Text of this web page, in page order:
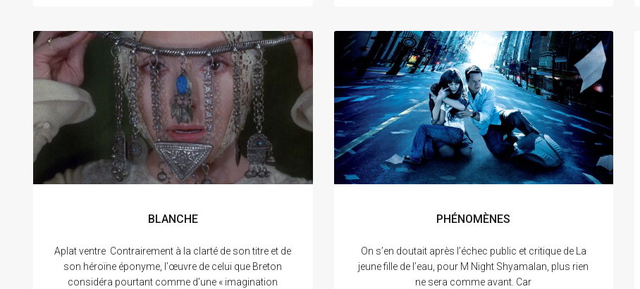
BLANCHE
Aplat ventre Contrairement à la clarté de son titre et de
son héroïne éponyme, l’œuvre de celui que Breton
considéra pourtant comme d’une « imagination
PHÉNOMÈNES
On s’en doutait après l’échec public et critique de La
jeune fille de l’eau, pour M Night Shyamalan, plus rien
ne sera comme avant. Car